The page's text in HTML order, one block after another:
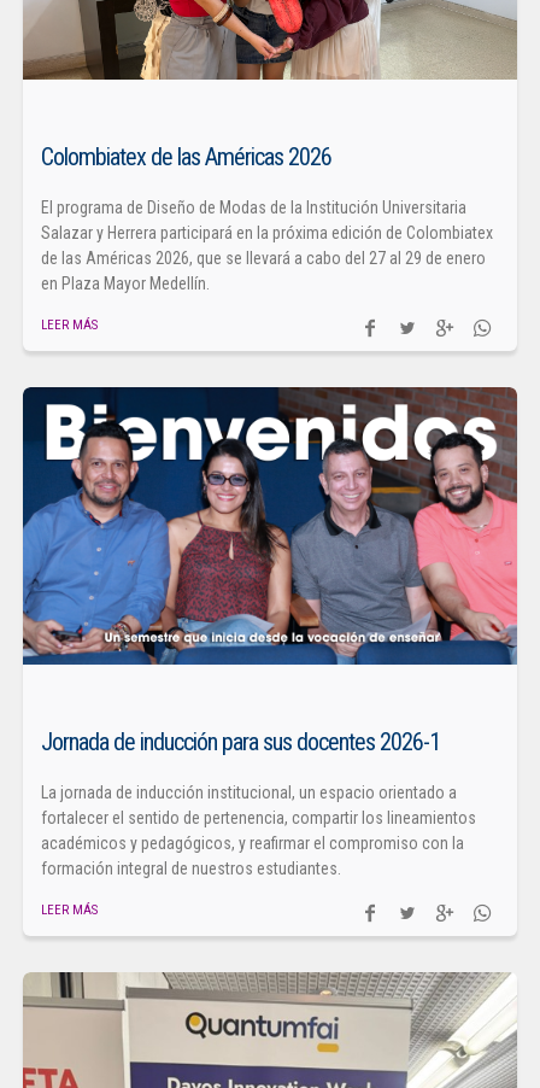
Colombiatex de las Américas 2026
El programa de Diseño de Modas de la Institución Universitaria
Salazar y Herrera participará en la próxima edición de Colombiatex
de las Américas 2026, que se llevará a cabo del 27 al 29 de enero
en Plaza Mayor Medellín.
LEER MÁS
Jornada de inducción para sus docentes 2026-1
La jornada de inducción institucional, un espacio orientado a
fortalecer el sentido de pertenencia, compartir los lineamientos
académicos y pedagógicos, y reafirmar el compromiso con la
formación integral de nuestros estudiantes.
LEER MÁS